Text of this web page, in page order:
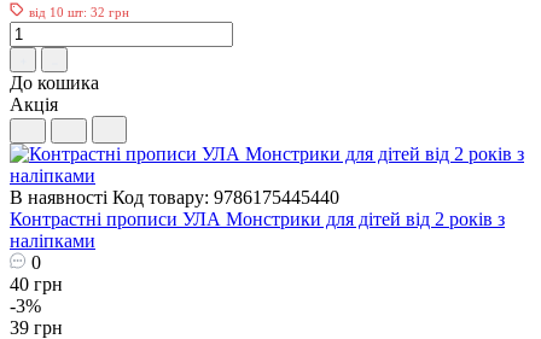
від 10 шт: 32 грн
До кошика
Акція
В наявності Код товару: 9786175445440
Контрастні прописи УЛА Монстрики для дітей від 2 років з
наліпками
0
40 грн
-3%
39 грн